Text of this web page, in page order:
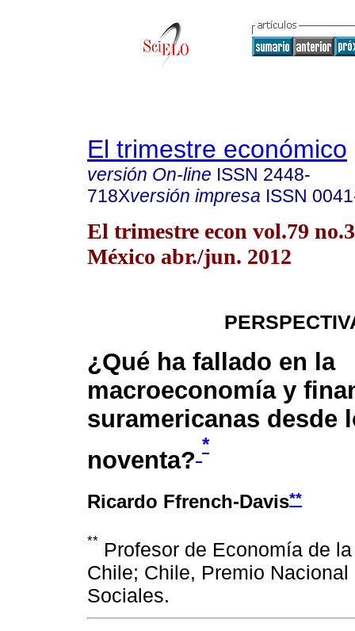
El trimestre económico
versión On-line ISSN 2448-
718Xversión impresa ISSN
El trimestre econ vol.79
México abr./jun. 2012
¿Qué ha fallado en la
macroeconomía y
suramericanas desde
noventa?
*
Ricardo Ffrench-Davis**
** Profesor de Economía de
Chile; Chile, Premio
Sociales.